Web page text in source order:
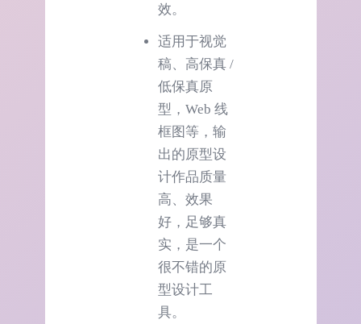
效。
适用于视觉
稿、高保真 /
低保真原
型，Web 线
框图等，输
出的原型设
计作品质量
高、效果
好，足够真
实，是一个
很不错的原
型设计工
具。